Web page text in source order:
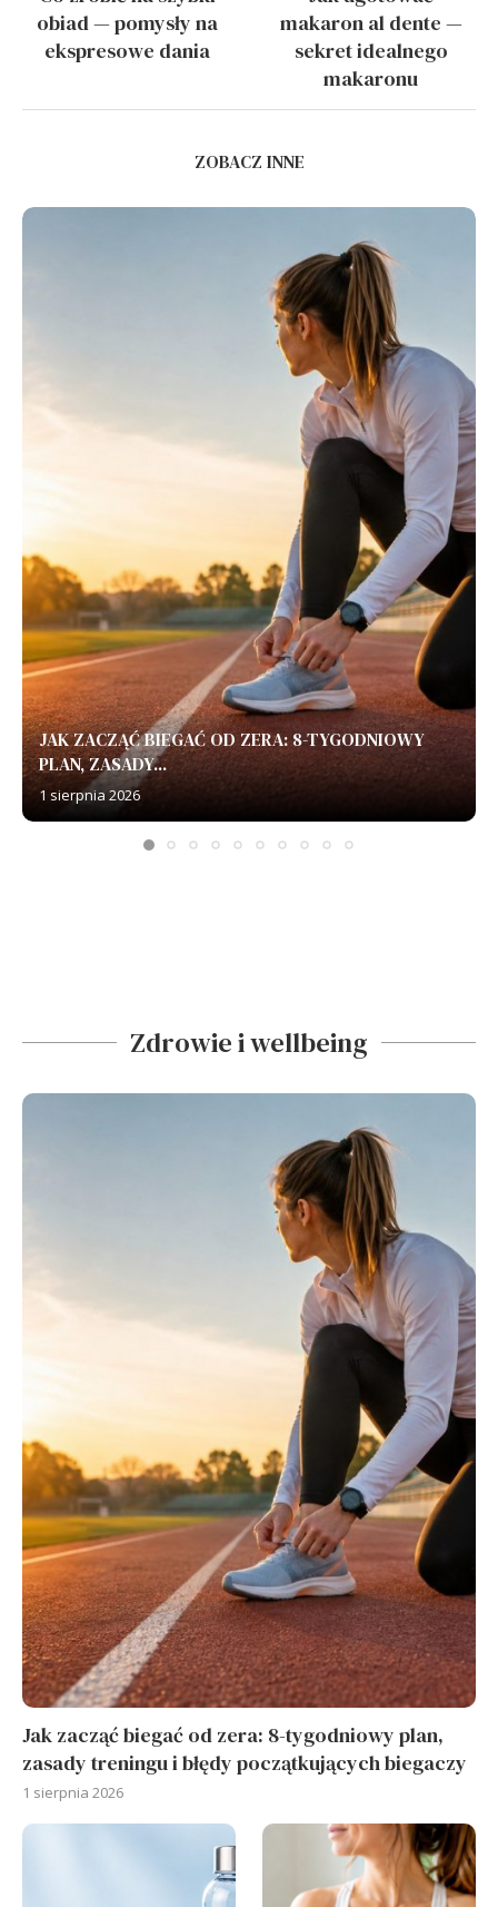
obiad — pomysły na
ekspresowe dania
makaron al dente —
sekret idealnego
makaronu
ZOBACZ INNE
JAK ZACZĄĆ BIEGAĆ OD ZERA: 8-TYGODNIOWY
PLAN, ZASADY...
1 sierpnia 2026
Zdrowie i wellbeing
Jak zacząć biegać od zera: 8-tygodniowy plan,
zasady treningu i błędy początkujących biegaczy
1 sierpnia 2026